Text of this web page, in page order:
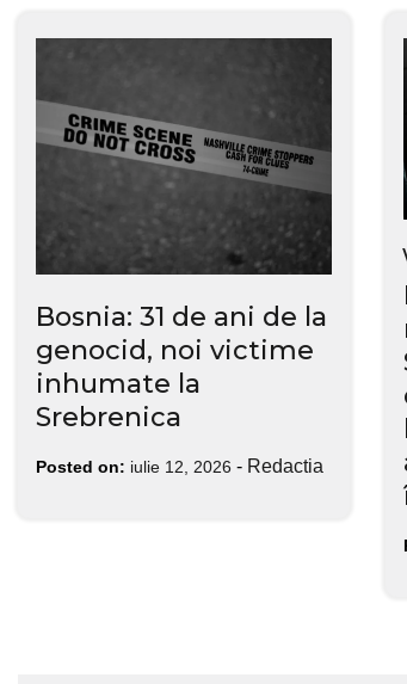
Bosnia: 31 de ani de la
genocid, noi victime
inhumate la
Srebrenica
Posted on: iulie 12, 2026 - Redactia